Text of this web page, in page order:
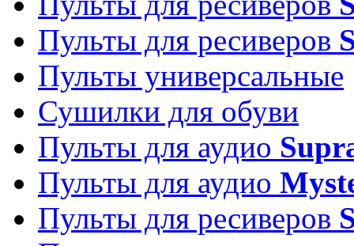
Пульты для ресиверов
Пульты универсальные
Сушилки для обуви
Пульты для аудио
Пульты для аудио
Пульты для ресиверов